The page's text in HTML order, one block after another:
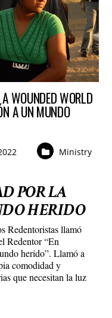
WOUNDED WORLD
A UN MUNDO
Ministry
POR LA
HERIDO
Redentoristas llamó
Redentor “En
herido”. Llamó a
comodidad y
que necesitan la luz